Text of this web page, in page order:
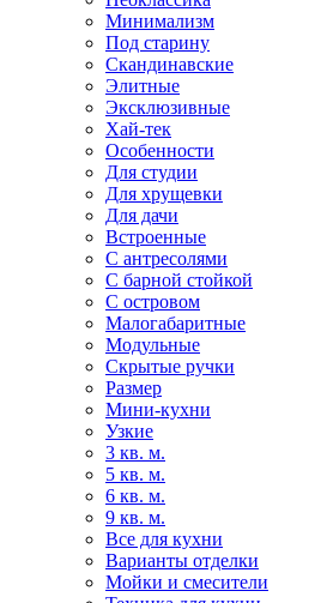
Минимализм
Под старину
Скандинавские
Элитные
Эксклюзивные
Хай-тек
Особенности
Для студии
Для хрущевки
Для дачи
Встроенные
С антресолями
С барной стойкой
С островом
Малогабаритные
Модульные
Скрытые ручки
Размер
Мини-кухни
Узкие
3 кв. м.
5 кв. м.
6 кв. м.
9 кв. м.
Все для кухни
Варианты отделки
Мойки и смесители